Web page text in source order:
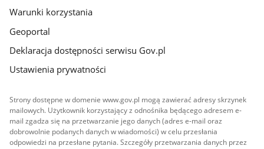
Warunki korzystania
Geoportal
Deklaracja dostępności serwisu Gov.pl
Ustawienia prywatności
Strony dostępne w domenie www.gov.pl mogą zawierać adresy skrzynek
mailowych. Użytkownik korzystający z odnośnika będącego adresem e-
mail zgadza się na przetwarzanie jego danych (adres e-mail oraz
dobrowolnie podanych danych w wiadomości) w celu przesłania
odpowiedzi na przesłane pytania. Szczegóły przetwarzania danych przez